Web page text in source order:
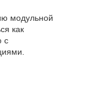
модульной
как
с